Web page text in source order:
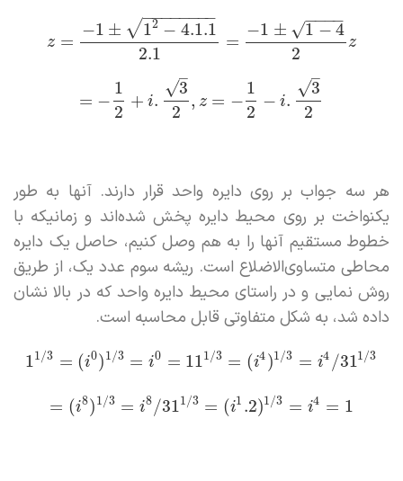
z =
−1 ± 12 − 4.1.1
− −
−−−−−−
√
2.1
=
−1 ± 1 − 4
− −
−−
√
2
z
= −
1
2
+ i.
3
–
√
2
, z = −
1
2
− i.
3
–
√
2
هر سه جواب بر روی دایره واحد قرار دارند. آنها به طور
یکنواخت بر روی محیط دایره پخش شده‌اند و زمانیکه با
خطوط مستقیم آنها را به هم وصل کنیم، حاصل یک دایره
محاطی متساوی‌الاضلاع است. ریشه سوم عدد یک، از طریق
روش نمایی و در راستای محیط دایره واحد که در بالا نشان
داده شد، به شکل متفاوتی قابل محاسبه است.
11/3 = (i0)1/3 = i0 = 111/3 = (i4)1/3 = i4 /311/3
= (i8)1/3 = i8 /311/3 = (i1 .2)1/3 = i4 = 1